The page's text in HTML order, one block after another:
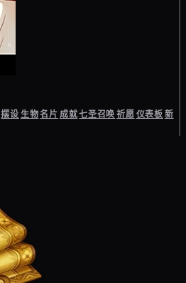
摆设生物名片成就七圣召唤祈愿仪表板新